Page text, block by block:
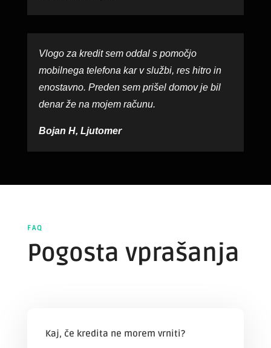
Vlogo za kredit sem oddal s pomočjo
mobilnega telefona kar v službi, res hitro in
enostavno. Preden sem prišel domov je bil
denar že na mojem računu.
Bojan H, Ljutomer
FAQ
Pogosta vprašanja
Kaj, če kredita ne morem vrniti?